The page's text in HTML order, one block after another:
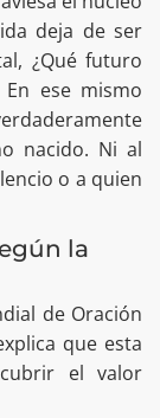
deja de ser
¿Qué futuro
ese mismo
nacido. Ni al
o a quien
la
de Oración
que esta
el valor